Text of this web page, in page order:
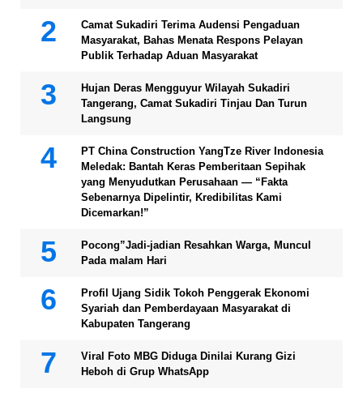
Camat Sukadiri Terima Audensi Pengaduan
Masyarakat, Bahas Menata Respons Pelayan
Publik Terhadap Aduan Masyarakat
Hujan Deras Mengguyur Wilayah Sukadiri
Tangerang, Camat Sukadiri Tinjau Dan Turun
Langsung
PT China Construction YangTze River Indonesia
Meledak: Bantah Keras Pemberitaan Sepihak
yang Menyudutkan Perusahaan — “Fakta
Sebenarnya Dipelintir, Kredibilitas Kami
Dicemarkan!”
Pocong”Jadi-jadian Resahkan Warga, Muncul
Pada malam Hari
Profil Ujang Sidik Tokoh Penggerak Ekonomi
Syariah dan Pemberdayaan Masyarakat di
Kabupaten Tangerang
Viral Foto MBG Diduga Dinilai Kurang Gizi
Heboh di Grup WhatsApp